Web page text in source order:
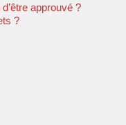
approuvé ?
?